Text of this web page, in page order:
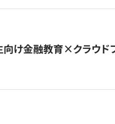
け金融教育×クラウド